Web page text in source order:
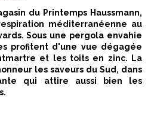
du Printemps Haussmann,
méditerranéenne au
Sous une pergola envahie
profitent d'une vue dégagée
et les toits en zinc. La
les saveurs du Sud, dans
qui attire aussi bien les